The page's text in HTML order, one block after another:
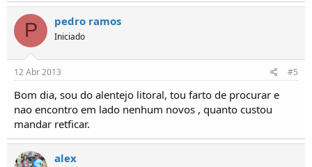
P pedro ramos
Iniciado
12 Abr 2013 #5
Bom dia, sou do alentejo litoral, tou farto de procurar e
nao encontro em lado nenhum novos , quanto custou
mandar retficar.
alex